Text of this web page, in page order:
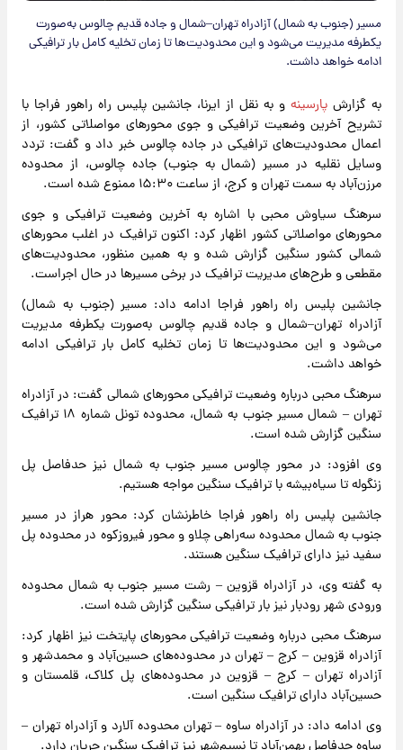
مسیر (جنوب به شمال) آزادراه تهران–شمال و جاده قدیم چالوس به‌صورت
یکطرفه مدیریت می‌شود و این محدودیت‌ها تا زمان تخلیه کامل بار ترافیکی
ادامه خواهد داشت.
به گزارش پارسینه و به نقل از ایرنا، جانشین پلیس راه راهور فراجا با
تشریح آخرین وضعیت ترافیکی و جوی محورهای مواصلاتی کشور، از
اعمال محدودیت‌های ترافیکی در جاده چالوس خبر داد و گفت: تردد
وسایل نقلیه در مسیر (شمال به جنوب) جاده چالوس، از محدوده
مرزن‌آباد به سمت تهران و کرج، از ساعت ۱۵:۳۰ ممنوع شده است.
سرهنگ سیاوش محبی با اشاره به آخرین وضعیت ترافیکی و جوی
محورهای مواصلاتی کشور اظهار کرد: اکنون ترافیک در اغلب محورهای
شمالی کشور سنگین گزارش شده و به همین منظور، محدودیت‌های
مقطعی و طرح‌های مدیریت ترافیک در برخی مسیرها در حال اجراست.
جانشین پلیس راه راهور فراجا ادامه داد: مسیر (جنوب به شمال)
آزادراه تهران–شمال و جاده قدیم چالوس به‌صورت یکطرفه مدیریت
می‌شود و این محدودیت‌ها تا زمان تخلیه کامل بار ترافیکی ادامه
خواهد داشت.
سرهنگ محبی درباره وضعیت ترافیکی محورهای شمالی گفت: در آزادراه
تهران – شمال مسیر جنوب به شمال، محدوده تونل شماره ۱۸ ترافیک
سنگین گزارش شده است.
وی افزود: در محور چالوس مسیر جنوب به شمال نیز حدفاصل پل
زنگوله تا سیاه‌بیشه با ترافیک سنگین مواجه هستیم.
جانشین پلیس راه راهور فراجا خاطرنشان کرد: محور هراز در مسیر
جنوب به شمال محدوده سه‌راهی چلاو و محور فیروزکوه در محدوده پل
سفید نیز دارای ترافیک سنگین هستند.
به گفته وی، در آزادراه قزوین – رشت مسیر جنوب به شمال محدوده
ورودی شهر رودبار نیز بار ترافیکی سنگین گزارش شده است.
سرهنگ محبی درباره وضعیت ترافیکی محورهای پایتخت نیز اظهار کرد:
آزادراه قزوین – کرج – تهران در محدوده‌های حسین‌آباد و محمدشهر و
آزادراه تهران – کرج – قزوین در محدوده‌های پل کلاک، قلمستان و
حسین‌آباد دارای ترافیک سنگین است.
وی ادامه داد: در آزادراه ساوه – تهران محدوده آلارد و آزادراه تهران –